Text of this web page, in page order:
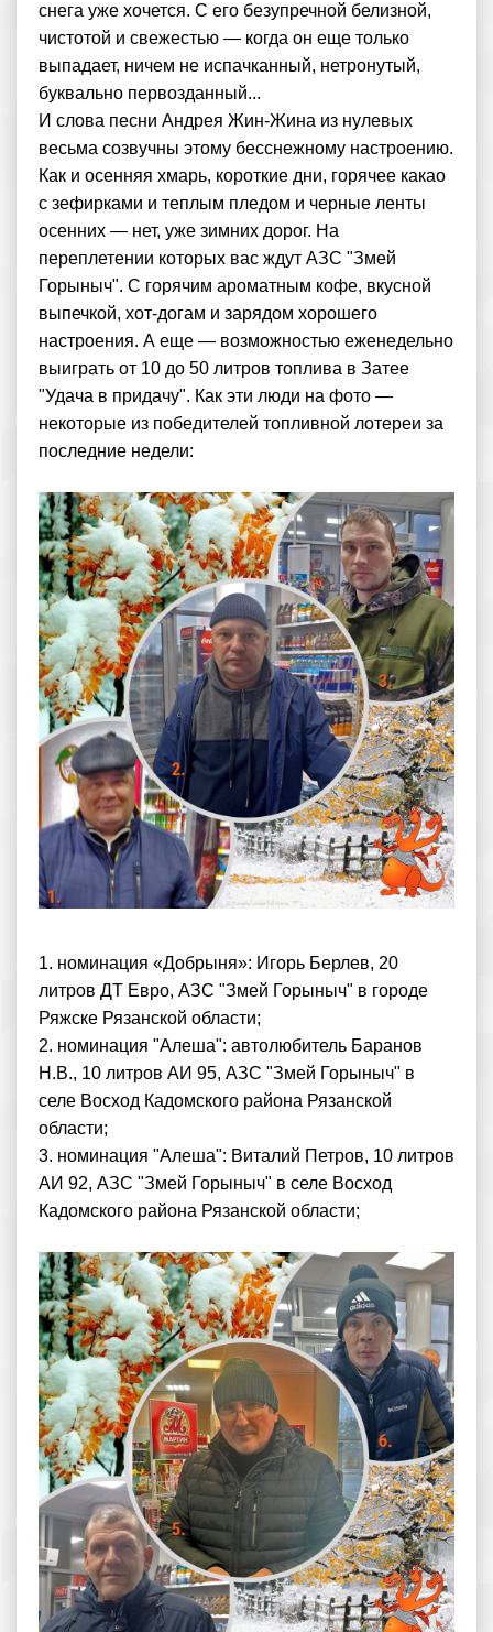
снега уже хочется. С его безупречной белизной,
чистотой и свежестью — когда он еще только
выпадает, ничем не испачканный, нетронутый,
буквально первозданный...
И слова песни Андрея Жин-Жина из нулевых
весьма созвучны этому бесснежному настроению.
Как и осенняя хмарь, короткие дни, горячее какао
с зефирками и теплым пледом и черные ленты
осенних — нет, уже зимних дорог. На
переплетении которых вас ждут АЗС "Змей
Горыныч". С горячим ароматным кофе, вкусной
выпечкой, хот-догам и зарядом хорошего
настроения. А еще — возможностью еженедельно
выиграть от 10 до 50 литров топлива в Затее
"Удача в придачу". Как эти люди на фото —
некоторые из победителей топливной лотереи за
последние недели:
1. номинация «Добрыня»: Игорь Берлев, 20
литров ДТ Евро, АЗС "Змей Горыныч" в городе
Ряжске Рязанской области;
2. номинация "Алеша": автолюбитель Баранов
Н.В., 10 литров АИ 95, АЗС "Змей Горыныч" в
селе Восход Кадомского района Рязанской
области;
3. номинация "Алеша": Виталий Петров, 10 литров
АИ 92, АЗС "Змей Горыныч" в селе Восход
Кадомского района Рязанской области;